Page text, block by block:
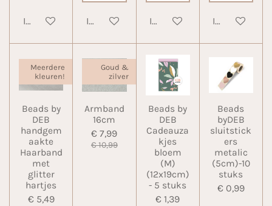
In winkelwagenIn winkelwagenIn winkelwagen
In
Meerdere
kleuren!
Beads by
DEB
handgem
aakte
Haarband
met
glitter
hartjes
€ 5,49
Goud &
zilver
Armband
16cm
€ 7,99
€ 10,99
Beads by
DEB
Cadeauza
kjes
bloem
(M)
(12x19cm)
- 5 stuks
€ 1,39
Beads
byDEB
sluitstick
ers
metalic
(5cm)-10
stuks
€ 0,99